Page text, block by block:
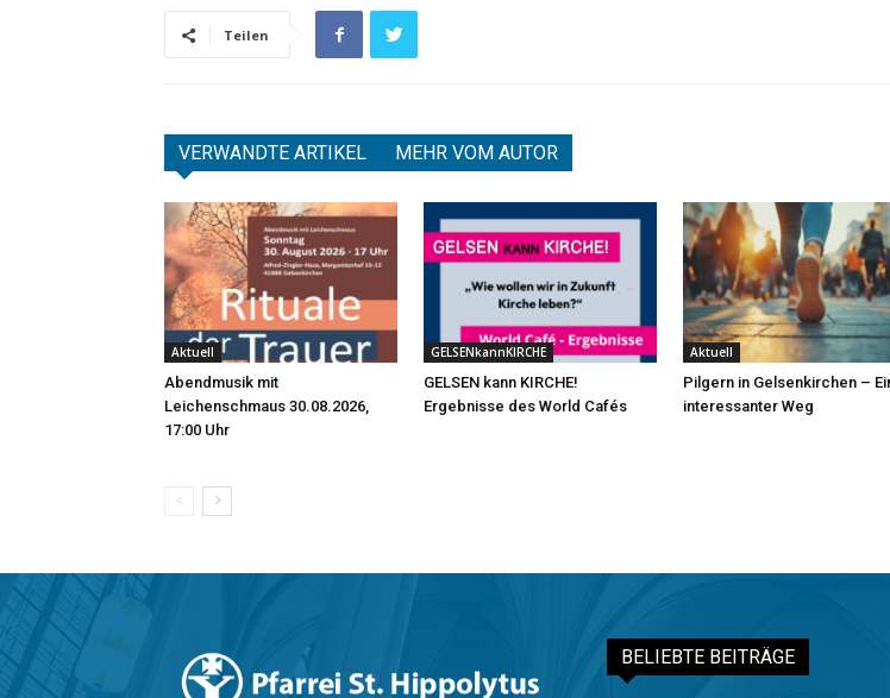
Teilen
VERWANDTE ARTIKEL MEHR VOM AUTOR
Aktuell
Abendmusik mit
Leichenschmaus 30.08.2026,
17:00 Uhr
GELSENkannKIRCHE
GELSEN kann KIRCHE!
Ergebnisse des World Cafés
Aktuell
Pilgern in Gelsenkirchen –
interessanter Weg
BELIEBTE BEITRÄGE